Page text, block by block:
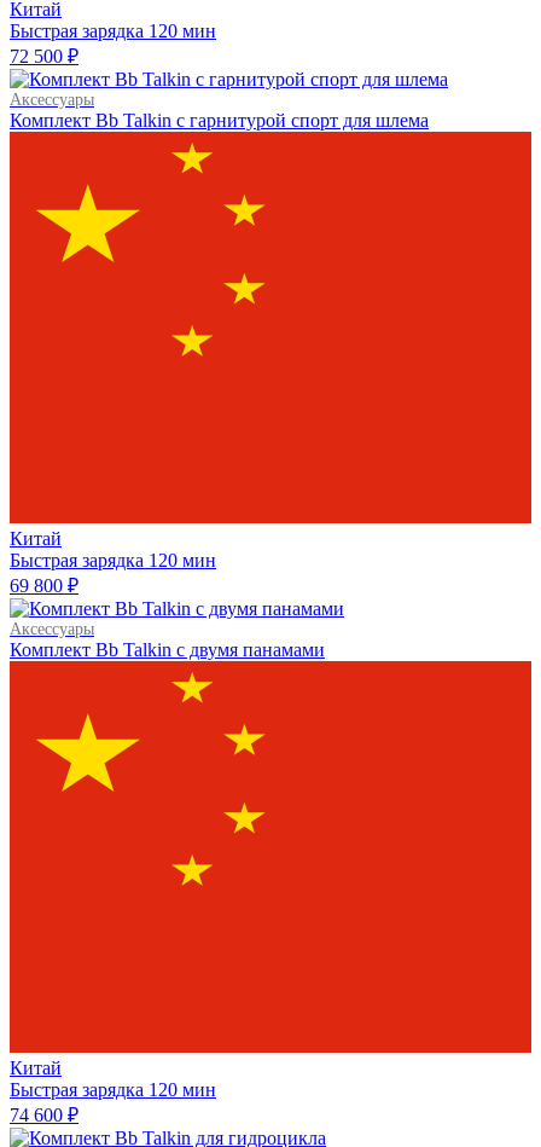
Китай
Быстрая зарядка 120 мин
72 500 ₽
Аксессуары
Комплект Bb Talkin с гарнитурой спорт для шлема
Китай
Быстрая зарядка 120 мин
69 800 ₽
Аксессуары
Комплект Bb Talkin с двумя панамами
Китай
Быстрая зарядка 120 мин
74 600 ₽